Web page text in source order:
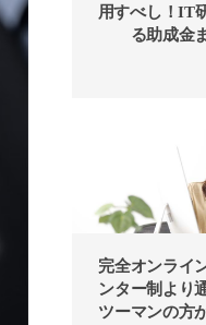
用すべし！IT
る助成金
完全オンライ
ンター制より
ツーマンの方